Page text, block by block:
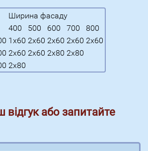
Ширина фасаду
400
500 600 700 800
1х60 2х60 2х60 2х60 2х60
2х60 2х60 2х80 2х80
2х80
відгук або запитайте